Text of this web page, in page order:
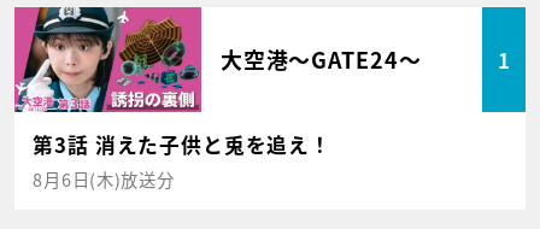
大空港～GATE24～ 1
第3話 消えた子供と兎を追え！
8月6日(木)放送分